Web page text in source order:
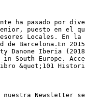
ha pasado por
puesto en el
Locales. En
Iberia
in South Europe.
&quot;101
Newsletter